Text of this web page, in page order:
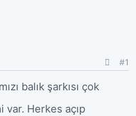
#1
balık şarkısı çok
var. Herkes açıp